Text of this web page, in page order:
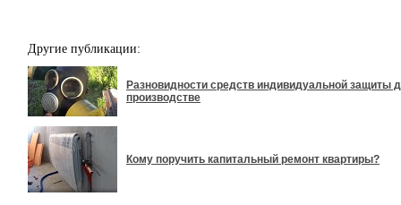
Другие публикации:
Разновидности средств индивидуальной защиты
производстве
Кому поручить капитальный ремонт квартиры?